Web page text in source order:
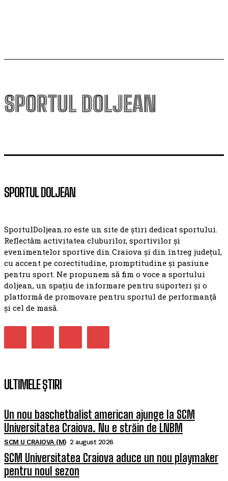
SPORTUL DOLJEAN
SPORTUL DOLJEAN
SportulDoljean.ro este un site de știri dedicat sportului.
Reflectăm activitatea cluburilor, sportivilor și
evenimentelor sportive din Craiova și din întreg județul,
cu accent pe corectitudine, promptitudine și pasiune
pentru sport. Ne propunem să fim o voce a sportului
doljean, un spațiu de informare pentru suporteri și o
platformă de promovare pentru sportul de performanță
și cel de masă.
ULTIMELE ȘTIRI
Un nou baschetbalist american ajunge la SCM
Universitatea Craiova. Nu e străin de LNBM
SCM U CRAIOVA (M) 2 august 2026
SCM Universitatea Craiova aduce un nou playmaker
pentru noul sezon